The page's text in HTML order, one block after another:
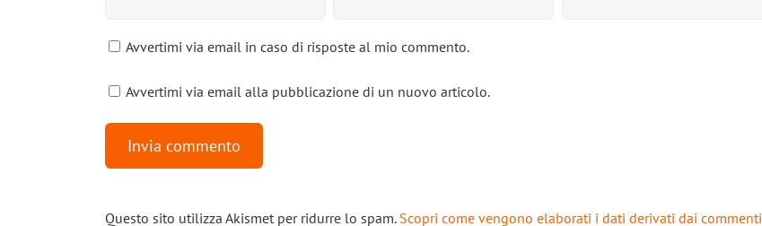
Avvertimi via email in caso di risposte al mio commento.
Avvertimi via email alla pubblicazione di un nuovo articolo.
Questo sito utilizza Akismet per ridurre lo spam. Scopri come vengono elaborati i dati derivati dai commenti